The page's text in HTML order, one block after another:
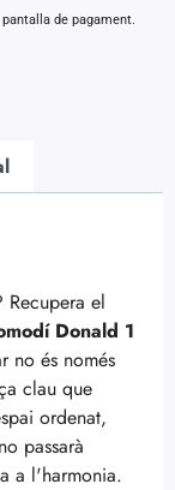
de pagament.
el
Donald 1
no és només
clau que
ordenat,
passarà
a l'harmonia.